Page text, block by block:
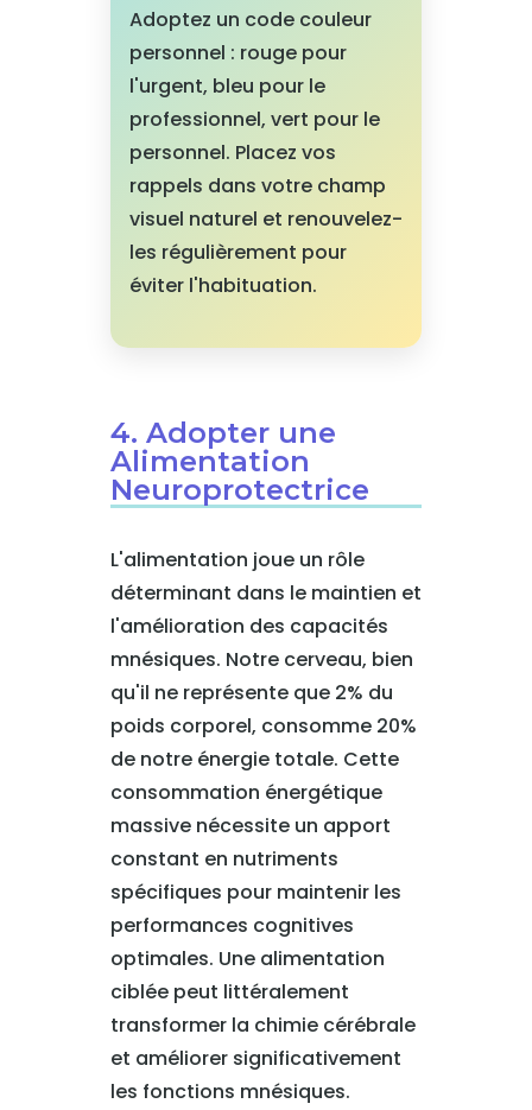
Adoptez un code couleur
personnel : rouge pour
l'urgent, bleu pour le
professionnel, vert pour le
personnel. Placez vos
rappels dans votre champ
visuel naturel et renouvelez-
les régulièrement pour
éviter l'habituation.
4. Adopter une
Alimentation
Neuroprotectrice
L'alimentation joue un rôle
déterminant dans le maintien et
l'amélioration des capacités
mnésiques. Notre cerveau, bien
qu'il ne représente que 2% du
poids corporel, consomme 20%
de notre énergie totale. Cette
consommation énergétique
massive nécessite un apport
constant en nutriments
spécifiques pour maintenir les
performances cognitives
optimales. Une alimentation
ciblée peut littéralement
transformer la chimie cérébrale
et améliorer significativement
les fonctions mnésiques.